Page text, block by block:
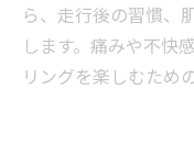
ら、走行後の習慣、
します。痛みや不快
リングを楽しむため